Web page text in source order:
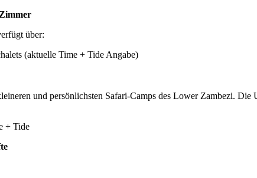
über:
(aktuelle Time + Tide Angabe)
und persönlichsten Safari-Camps des Lower Zambezi.
+ Tide